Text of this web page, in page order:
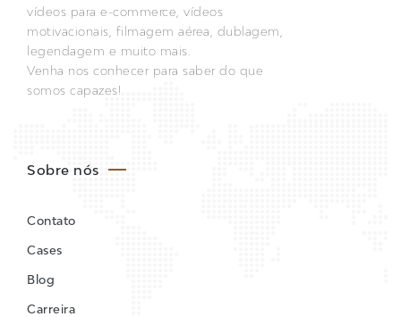
vídeos para e-commerce, vídeos
motivacionais, filmagem aérea, dublagem,
legendagem e muito mais.
Venha nos conhecer para saber do que
somos capazes!
Sobre nós
Contato
Cases
Blog
Carreira